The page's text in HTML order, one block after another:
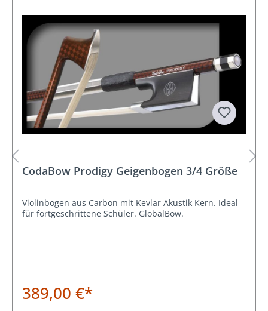
CodaBow Prodigy Geigenbogen 3/4 Größe
Violinbogen aus Carbon mit Kevlar Akustik Kern. Ideal
für fortgeschrittene Schüler. GlobalBow.
389,00 €*